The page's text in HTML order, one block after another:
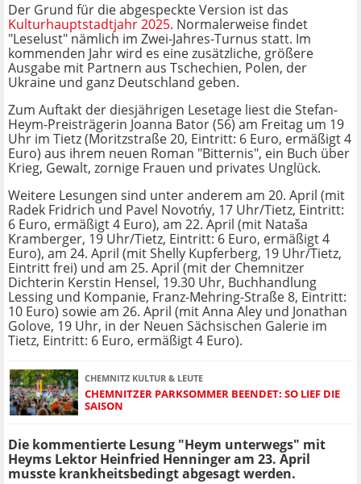
Der Grund für die abgespeckte Version ist das
Kulturhauptstadtjahr 2025. Normalerweise findet
"Leselust" nämlich im Zwei-Jahres-Turnus statt. Im
kommenden Jahr wird es eine zusätzliche, größere
Ausgabe mit Partnern aus Tschechien, Polen, der
Ukraine und ganz Deutschland geben.
Zum Auftakt der diesjährigen Lesetage liest die Stefan-
Heym-Preisträgerin Joanna Bator (56) am Freitag um 19
Uhr im Tietz (Moritzstraße 20, Eintritt: 6 Euro, ermäßigt 4
Euro) aus ihrem neuen Roman "Bitternis", ein Buch über
Krieg, Gewalt, zornige Frauen und privates Unglück.
Weitere Lesungen sind unter anderem am 20. April (mit
Radek Fridrich und Pavel Novotńy, 17 Uhr/Tietz, Eintritt:
6 Euro, ermäßigt 4 Euro), am 22. April (mit Nataša
Kramberger, 19 Uhr/Tietz, Eintritt: 6 Euro, ermäßigt 4
Euro), am 24. April (mit Shelly Kupferberg, 19 Uhr/Tietz,
Eintritt frei) und am 25. April (mit der Chemnitzer
Dichterin Kerstin Hensel, 19.30 Uhr, Buchhandlung
Lessing und Kompanie, Franz-Mehring-Straße 8, Eintritt:
10 Euro) sowie am 26. April (mit Anna Aley und Jonathan
Golove, 19 Uhr, in der Neuen Sächsischen Galerie im
Tietz, Eintritt: 6 Euro, ermäßigt 4 Euro).
CHEMNITZ KULTUR & LEUTE
CHEMNITZER PARKSOMMER BEENDET: SO LIEF DIE
SAISON
Die kommentierte Lesung "Heym unterwegs" mit
Heyms Lektor Heinfried Henninger am 23. April
musste krankheitsbedingt abgesagt werden.